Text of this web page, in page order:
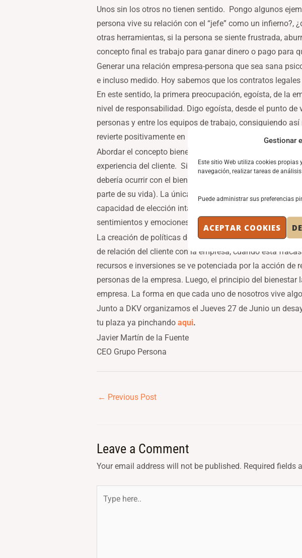
Gestionar
Este sitio Web utiliza cookies propias
navegación, realizar tareas de
Puede administrar sus preferencias
ACEPTAR COOKIES
Unos sin los otros no tienen sentido. Pongo algunos
persona vive su relación con el “jefe” como un infierno?,
otras herramientas, si la persona se siente frustrada,
concepto final es trabajo para ganar dinero o pago para
Generar una relación empresa-persona que sea sana
e incluso medido. Hoy sabemos que los contratos
En este sentido, la primera preocupación, egoísta, de la
nivel de responsabilidad. Digo egoísta, desde el punto
personas y entre los equipos de trabajo, consiguiendo
revierte positivamente en la cuenta de resultados
Abordar el concepto bienestar laboral es como abordar
experiencia del cliente. Si perseguimos con ahínco que
debería ocurrir con el bienestar laboral, que nuestras
parte de su vida). La única diferencia entre ambos
capacidad de elección intacta, mientras que el
sentimientos y emociones de diferente índole.
La creación de políticas de atracción y fidelización de
de relación del cliente con la empresa, cuando esta
recursos e inversiones se ve potenciada por la acción de
personas de la empresa. Luego, el principio del
empresa. La forma en que cada uno de nosotros vive
Junto a DKV organizamos el Jueves 27 de Junio un
tu plaza ya pinchando aqui.
Javier Martín de la Fuente
CEO Grupo Persona
← Previous Post
Leave a Comment
Your email address will not be published. Required fields
here..